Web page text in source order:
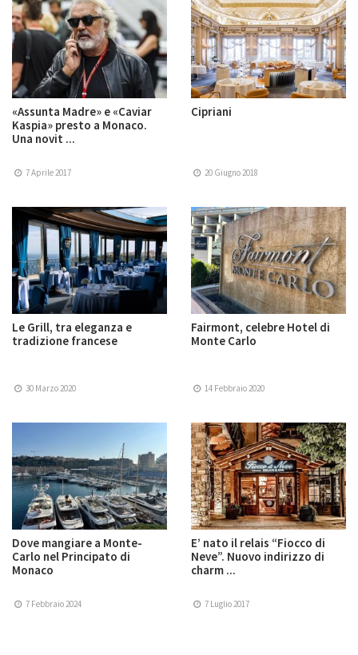
«Assunta Madre» e «Caviar
Kaspia» presto a Monaco.
Una novit ...
7 Aprile 2017
Cipriani
20 Giugno 2018
Le Grill, tra eleganza e
tradizione francese
30 Marzo 2020
Fairmont, celebre Hotel di
Monte Carlo
14 Febbraio 2020
Dove mangiare a Monte-
Carlo nel Principato di
Monaco
7 Febbraio 2024
E’ nato il relais “Fiocco di
Neve”. Nuovo indirizzo di
charm ...
7 Luglio 2017